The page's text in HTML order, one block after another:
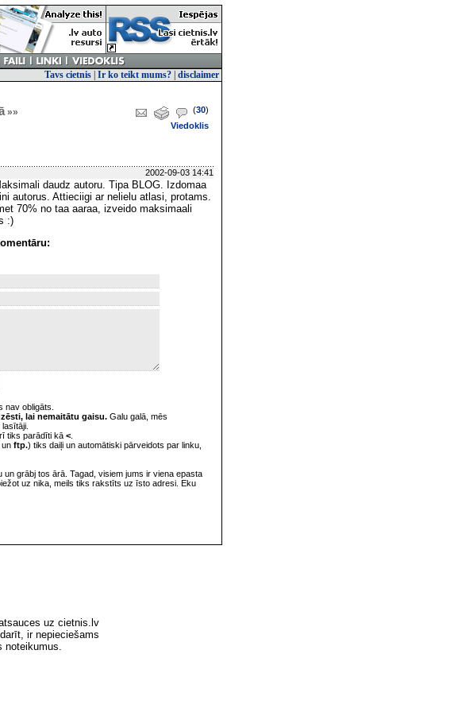
Tavs cietnis Ir ko teikt mums? disclaimer
»» (30)
Viedoklis
2002-09-03 14:41
daudz autoru. Tipa BLOG. Izdomaa
autorus. Attieciigi ar nelielu atlasi, protams.
70% no taa aaraa, izveido maksimaali
:)
obligāts.
lai nemaitātu gaisu. Galu galā, mēs
tiks parādīti kā <
un ftp.) tiks daiļi un automātiski pārveidots par linku,
grābj tos ārā. Tagad, visiem jums ir viena epasta
uz nika, meils tiks rakstīts uz īsto adresi. Eku
uz cietnis.lv
ir nepieciešams
noteikumus.